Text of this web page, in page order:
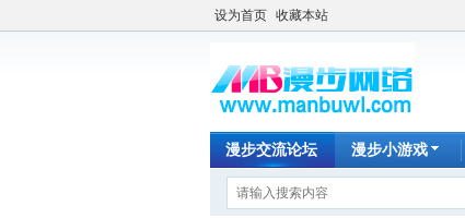
设为首页 收藏本站
漫步交流论坛 漫步小游戏